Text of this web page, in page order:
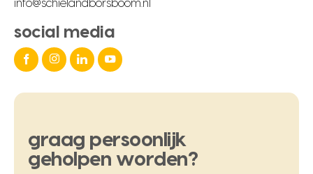
info@schielandborsboom.nl
social media
graag persoonlijk
geholpen worden?